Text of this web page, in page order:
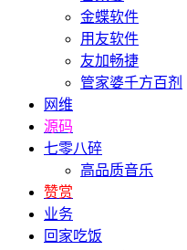
金蝶软件
用友软件
友加畅捷
管家婆千方百剂
网维
源码
七零八碎
高品质音乐
赞赏
业务
回家吃饭